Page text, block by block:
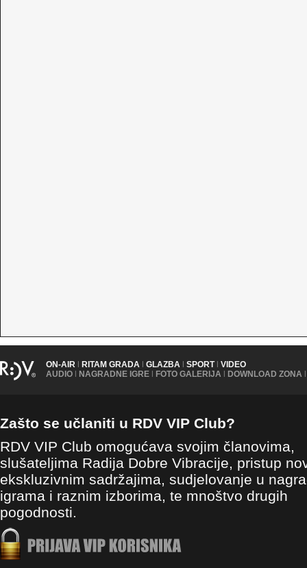
ON-AIR | RITAM GRADA | GLAZBA | SPORT | VIDEO
AUDIO | NAGRADNE IGRE | FOTO GALERIJA | DOWNLOAD ZONA |
Zašto se učlaniti u RDV VIP Club?
RDV VIP Club omogućava svojim članovima,
slušateljima Radija Dobre Vibracije, pristup
ekskluzivnim sadržajima, sudjelovanje u
igrama i raznim izborima, te mnoštvo drugih
pogodnosti.